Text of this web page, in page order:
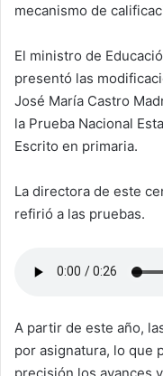
mecanismo de
El ministro de
presentó las
José María Castro
la Prueba Nacional
Escrito en primaria.
La directora de este
refirió a las pruebas.
A partir de este año,
por asignatura, lo que